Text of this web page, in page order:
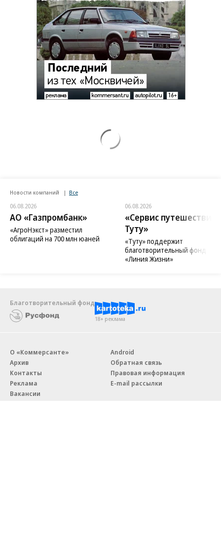
Новости компаний Все
06.08.2026
АО «Газпромбанк»
«АгроНэкст» разместил
облигаций на 700 млн юаней
06.08.2026
«Сервис путешествий
Туту»
«Туту» поддержит
благотворительный фонд
«Линия Жизни»
Благотворительный фонд
18+ реклама
О «Коммерсанте»
Архив
Контакты
Реклама
Вакансии
Android
Обратная связь
Правовая информация
E-mail рассылки